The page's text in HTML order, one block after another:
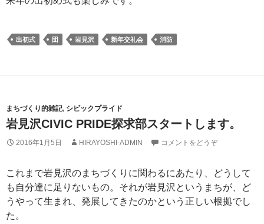
出初式 団 岩見沢 新年交礼会 消防
まちづくり的雑記, シビックプライド
岩見沢CIVIC PRIDE探求部スタートします。
2016年1月5日 HIRAYOSHI-ADMIN コメントをどうぞ
これまで岩見沢のまちづくりに関わるにあたり、どうして
も自分達に足りないもの。それが岩見沢というまちが、ど
うやって生まれ、発展してきたのかという正しい根拠でし
た。